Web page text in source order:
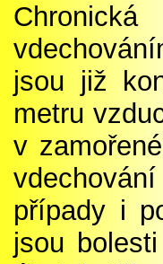
jsou již
metru
v
případy i
jsou